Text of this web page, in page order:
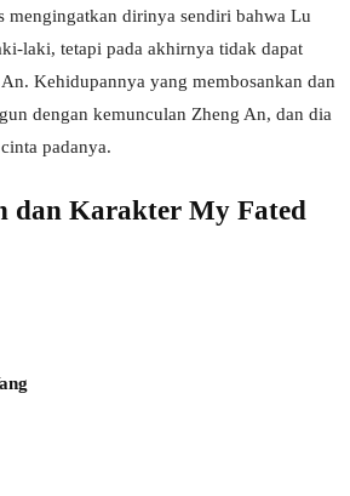
mengingatkan dirinya sendiri bahwa Lu
laki, tetapi pada akhirnya tidak dapat
Kehidupannya yang membosankan dan
dengan kemunculan Zheng An, dan dia
padanya.
dan Karakter My Fated